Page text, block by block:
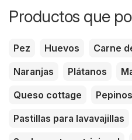
Productos que
Pez Huevos Carne
Naranjas
Plátanos
Queso cottage
Pepinos
Pastillas para lavavajillas